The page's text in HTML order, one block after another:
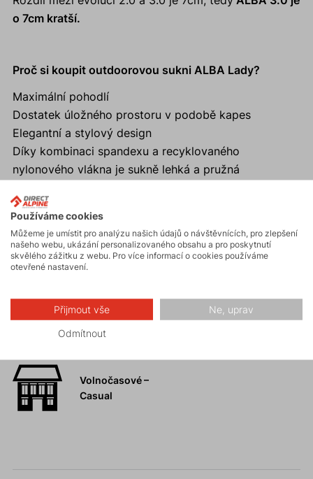
o 7cm kratší.
Proč si koupit outdoorovou sukni ALBA Lady?
Maximální pohodlí
Dostatek úložného prostoru v podobě kapes
Elegantní a stylový design
Díky kombinaci spandexu a recyklovaného
nylonového vlákna je sukně lehká a pružná
Aktivity
Hiking
Volnočasové –
Casual
Používáme cookies
Můžeme je umístit pro analýzu našich údajů o návštěvnících, pro zlepšení
našeho webu, ukázání personalizovaného obsahu a pro poskytnutí
skvělého zážitku z webu. Pro více informací o cookies používáme
otevřené nastavení.
Přijmout vše Ne, uprav
Odmítnout